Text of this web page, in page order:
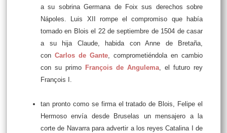
a su sobrina Germana de Foix sus derechos sobre
Nápoles. Luis XII rompe el compromiso que había
tomado en Blois el 22 de septiembre de 1504 de casar
a su hija Claude, habida con Anne de Bretaña,
con Carlos de Gante, comprometiéndola en cambio
con su primo François de Angulema, el futuro rey
François I.
tan pronto como se firma el tratado de Blois, Felipe el
Hermoso envía desde Bruselas un mensajero a la
corte de Navarra para advertir a los reyes Catalina I de